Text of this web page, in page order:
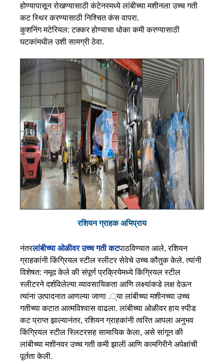
होण्यापासून रोखण्यासाठी कंटेनरमध्ये लांबीच्या मशीनला उच्च गती
कट स्थिर करण्यासाठी निश्चित कंस वापरा.
कुशनिंग मटेरियल: टक्कर होण्याचा धोका कमी करण्यासाठी
घटकांमधील उशी सामग्री ठेवा.
रशियन ग्राहक अभिप्राय
नंतरलांबीच्या ओळीवर उच्च गती कटपाठविण्यात आले, रशियन
ग्राहकांनी किंग्रियल स्टील स्लीटर सेवेचे उच्च कौतुक केले. त्यांनी
विशेषत: नमूद केले की संपूर्ण प्रक्रियेमध्ये किंग्रियल स्टील
स्लीटरने दर्शविलेल्या व्यावसायिकता आणि लक्ष्यांकडे लक्ष देऊन
त्यांना उत्पादनात आणल्या जाणा .्या लांबीच्या मशीनच्या उच्च
गतीच्या कटात आत्मविश्वास वाढला. लांबीच्या ओळीवर हाय स्पीड
कट प्राप्त झाल्यानंतर, रशियन ग्राहकांनी त्वरित आपला अनुभव
किंग्रियल स्टील स्लिटरसह सामायिक केला, असे सांगून की
लांबीच्या मशीनवर उच्च गती कमी झाली आणि कामगिरीने अपेक्षांची
पूर्तता केली.